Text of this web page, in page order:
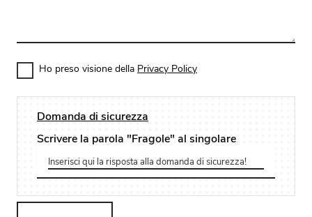
Ho preso visione della Privacy Policy
Domanda di sicurezza
Scrivere la parola "Fragole" al singolare